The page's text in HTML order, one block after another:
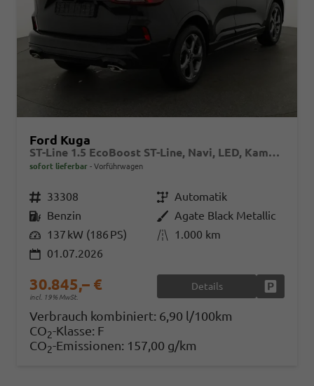
Ford Kuga
ST-Line 1.5 EcoBoost ST-Line, Navi, LED, Kamera, Winter, FS beheizbar
sofort lieferbar Vorführwagen
Fahrzeugnr. 33308 GetriebeAutomatik
Kraftstoff Benzin AußenfarbeAgate Black Metallic
Leistung 137 kW (186 PS) Kilometerstand 1.000 km
01.07.2026
30.845,– €
incl. 19% MwSt.
Details
Verbrauch kombiniert: 6,90 l/100km
CO2-Klasse: F
CO2-Emissionen: 157,00 g/km